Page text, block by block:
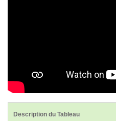
Description du Tableau